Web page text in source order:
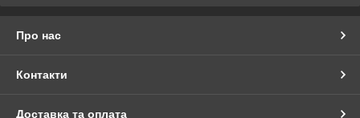
Про нас
Контакти
Доставка та оплата